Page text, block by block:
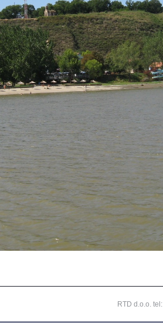
RTD d.o.o. tel: